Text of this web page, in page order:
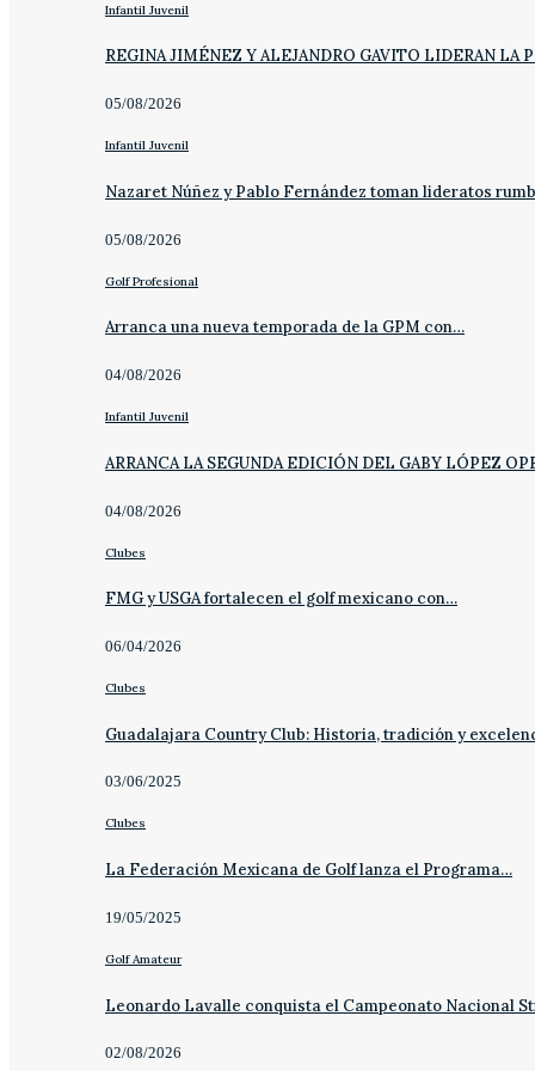
Infantil Juvenil
REGINA JIMÉNEZ Y ALEJANDRO GAVITO LIDERAN LA
05/08/2026
Infantil Juvenil
Nazaret Núñez y Pablo Fernández toman lideratos
05/08/2026
Golf Profesional
Arranca una nueva temporada de la GPM con…
04/08/2026
Infantil Juvenil
ARRANCA LA SEGUNDA EDICIÓN DEL GABY LÓPEZ
04/08/2026
Clubes
FMG y USGA fortalecen el golf mexicano con…
06/04/2026
Clubes
Guadalajara Country Club: Historia, tradición y
03/06/2025
Clubes
La Federación Mexicana de Golf lanza el Programa…
19/05/2025
Golf Amateur
Leonardo Lavalle conquista el Campeonato Nacional
02/08/2026